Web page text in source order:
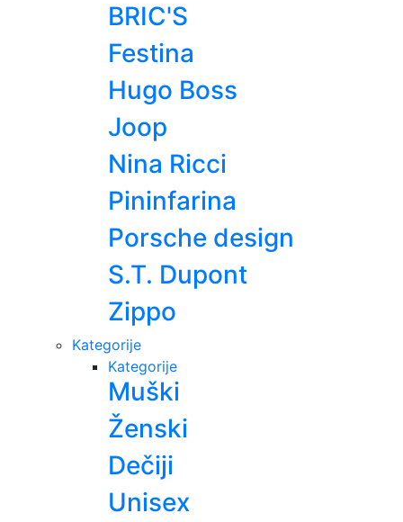
BRIC'S
Festina
Hugo Boss
Joop
Nina Ricci
Pininfarina
Porsche design
S.T. Dupont
Zippo
Kategorije
Kategorije
Muški
Ženski
Dečiji
Unisex